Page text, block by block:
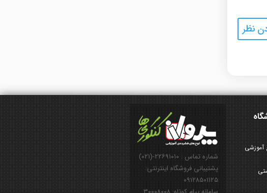
شماره تماس : ۲۲۶۹۱۰۱۰-(۰۲۱)
پشتیبانی فروشگاه اینترنتی:
۰۹۱۲۸۵۰۱۱۲۵
آموزشی